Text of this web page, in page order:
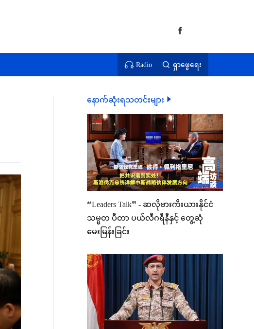
Radio ရှာဖွေရေး
နောက်ဆုံးရသတင်းများ
“Leaders Talk” - ဆလိုဗားကီးယားနိုင်ငံ
သမ္မတ ပီတာ ပယ်လီဂရီနီနှင့် တွေ့ဆုံ
မေးမြန်းခြင်း